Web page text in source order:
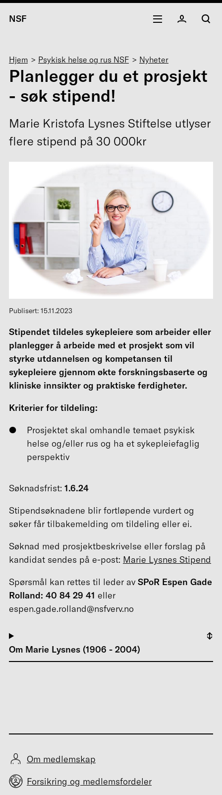
NSF
Navigasjonssti
Hjem Psykisk helse og rus NSF Nyheter
Planlegger du et prosjekt
- søk stipend!
Marie Kristofa Lysnes Stiftelse utlyser
flere stipend på 30 000kr
Publisert: 15.11.2023
Stipendet tildeles sykepleiere som arbeider eller
planlegger å arbeide med et prosjekt som vil
styrke utdannelsen og kompetansen til
sykepleiere gjennom økte forskningsbaserte og
kliniske innsikter og praktiske ferdigheter.
Kriterier for tildeling:
Prosjektet skal omhandle temaet psykisk
helse og/eller rus og ha et sykepleiefaglig
perspektiv
Søknadsfrist: 1.6.24
Stipendsøknadene blir fortløpende vurdert og
søker får tilbakemelding om tildeling eller ei.
Søknad med prosjektbeskrivelse eller forslag på
kandidat sendes på e-post: Marie Lysnes Stipend
Spørsmål kan rettes til leder av SPoR Espen Gade
Rolland: 40 84 29 41 eller
espen.gade.rolland@nsfverv.no
Om Marie Lysnes (1906 - 2004)
Om medlemskap
Forsikring og medlemsfordeler